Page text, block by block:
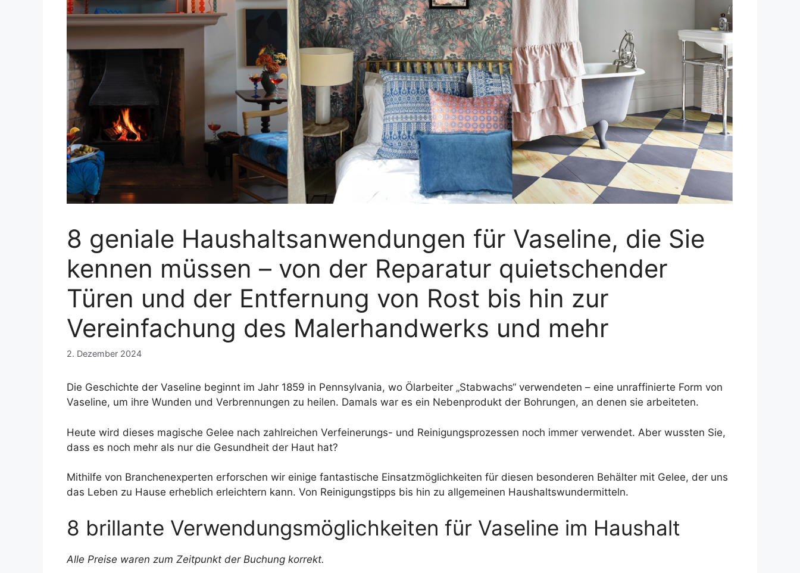
8 geniale Haushaltsanwendungen für Vaseline, die Sie
kennen müssen – von der Reparatur quietschender
Türen und der Entfernung von Rost bis hin zur
Vereinfachung des Malerhandwerks und mehr
2. Dezember 2024
Die Geschichte der Vaseline beginnt im Jahr 1859 in Pennsylvania, wo Ölarbeiter „Stabwachs“ verwendeten – eine unraffinierte Form von
Vaseline, um ihre Wunden und Verbrennungen zu heilen. Damals war es ein Nebenprodukt der Bohrungen, an denen sie arbeiteten.
Heute wird dieses magische Gelee nach zahlreichen Verfeinerungs- und Reinigungsprozessen noch immer verwendet. Aber wussten Sie,
dass es noch mehr als nur die Gesundheit der Haut hat?
Mithilfe von Branchenexperten erforschen wir einige fantastische Einsatzmöglichkeiten für diesen besonderen Behälter mit Gelee, der uns
das Leben zu Hause erheblich erleichtern kann. Von Reinigungstipps bis hin zu allgemeinen Haushaltswundermitteln.
8 brillante Verwendungsmöglichkeiten für Vaseline im Haushalt
Alle Preise waren zum Zeitpunkt der Buchung korrekt.